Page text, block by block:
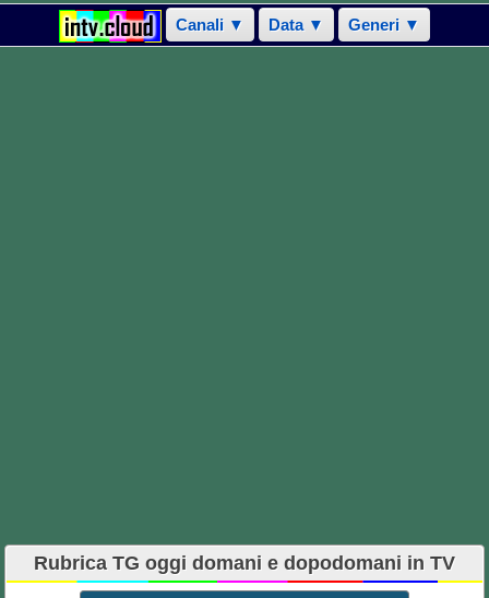
Canali ▼ Data ▼ Generi ▼
Rubrica TG oggi domani e dopodomani in TV